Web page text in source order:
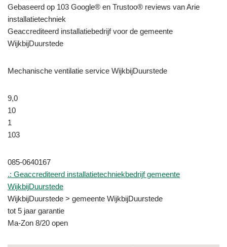
Gebaseerd op 103 Google® en Trustoo® reviews van Arie
installatietechniek
Geaccrediteerd installatiebedrijf voor de gemeente
WijkbijDuurstede
Mechanische ventilatie service WijkbijDuurstede
9,0
10
1
103
085-0640167
.: Geaccrediteerd installatietechniekbedrijf gemeente
WijkbijDuurstede
WijkbijDuurstede > gemeente WijkbijDuurstede
tot 5 jaar garantie
Ma-Zon 8/20 open